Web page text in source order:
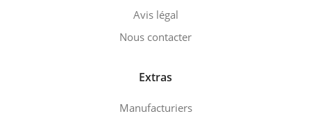
Avis légal
Nous contacter
Extras
Manufacturiers